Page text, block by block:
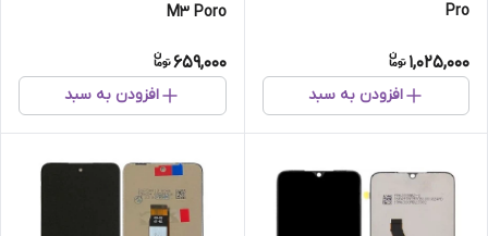
Pro
1,025,000
افزودن به سبد
M3 Poro
659,000
افزودن به سبد